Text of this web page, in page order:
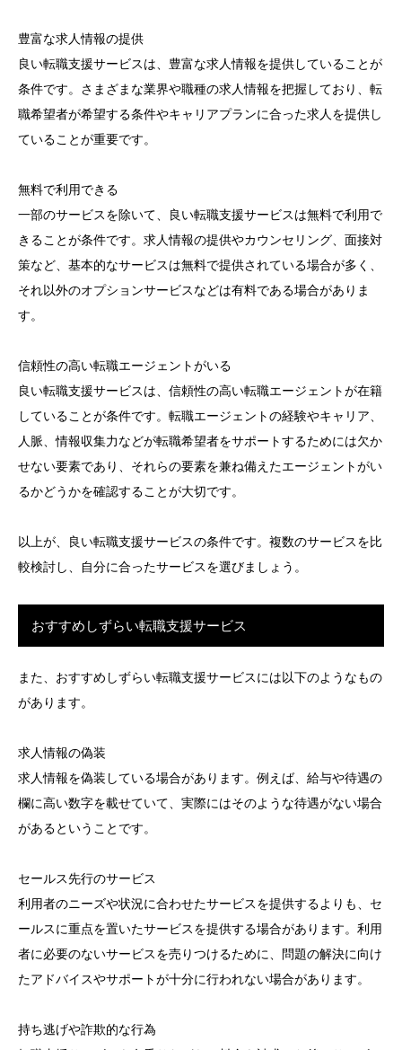
豊富な求人情報の提供
良い転職支援サービスは、豊富な求人情報を提供していることが
条件です。さまざまな業界や職種の求人情報を把握しており、転
職希望者が希望する条件やキャリアプランに合った求人を提供し
ていることが重要です。
無料で利用できる
一部のサービスを除いて、良い転職支援サービスは無料で利用で
きることが条件です。求人情報の提供やカウンセリング、面接対
策など、基本的なサービスは無料で提供されている場合が多く、
それ以外のオプションサービスなどは有料である場合がありま
す。
信頼性の高い転職エージェントがいる
良い転職支援サービスは、信頼性の高い転職エージェントが在籍
していることが条件です。転職エージェントの経験やキャリア、
人脈、情報収集力などが転職希望者をサポートするためには欠か
せない要素であり、それらの要素を兼ね備えたエージェントがい
るかどうかを確認することが大切です。
以上が、良い転職支援サービスの条件です。複数のサービスを比
較検討し、自分に合ったサービスを選びましょう。
おすすめしずらい転職支援サービス
また、おすすめしずらい転職支援サービスには以下のようなもの
があります。
求人情報の偽装
求人情報を偽装している場合があります。例えば、給与や待遇の
欄に高い数字を載せていて、実際にはそのような待遇がない場合
があるということです。
セールス先行のサービス
利用者のニーズや状況に合わせたサービスを提供するよりも、セ
ールスに重点を置いたサービスを提供する場合があります。利用
者に必要のないサービスを売りつけるために、問題の解決に向け
たアドバイスやサポートが十分に行われない場合があります。
持ち逃げや詐欺的な行為